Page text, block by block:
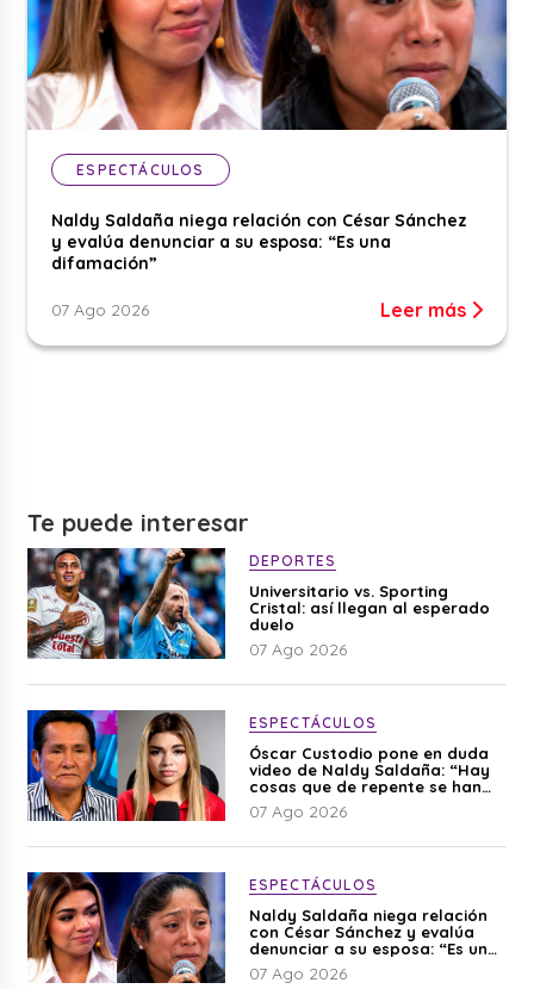
ESPECTÁCULOS
Naldy Saldaña niega relación con César Sánchez
y evalúa denunciar a su esposa: “Es una
difamación”
07 Ago 2026 Leer más
Te puede interesar
DEPORTES
Universitario vs. Sporting
Cristal: así llegan al esperado
duelo
07 Ago 2026
ESPECTÁCULOS
Óscar Custodio pone en duda
video de Naldy Saldaña: “Hay
cosas que de repente se han
editado”
07 Ago 2026
ESPECTÁCULOS
Naldy Saldaña niega relación
con César Sánchez y evalúa
denunciar a su esposa: “Es una
difamación”
07 Ago 2026